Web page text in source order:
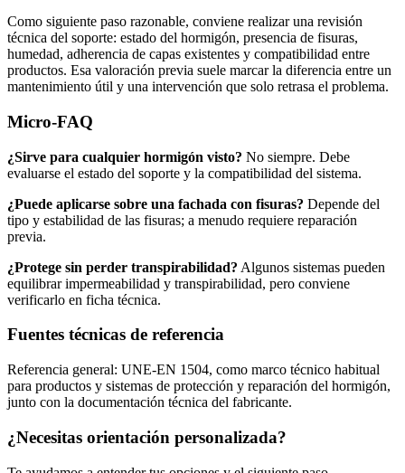
Como siguiente paso razonable, conviene realizar una revisión
técnica del soporte: estado del hormigón, presencia de fisuras,
humedad, adherencia de capas existentes y compatibilidad entre
productos. Esa valoración previa suele marcar la diferencia entre un
mantenimiento útil y una intervención que solo retrasa el problema.
Micro-FAQ
¿Sirve para cualquier hormigón visto? No siempre. Debe
evaluarse el estado del soporte y la compatibilidad del sistema.
¿Puede aplicarse sobre una fachada con fisuras? Depende del
tipo y estabilidad de las fisuras; a menudo requiere reparación
previa.
¿Protege sin perder transpirabilidad? Algunos sistemas pueden
equilibrar impermeabilidad y transpirabilidad, pero conviene
verificarlo en ficha técnica.
Fuentes técnicas de referencia
Referencia general: UNE-EN 1504, como marco técnico habitual
para productos y sistemas de protección y reparación del hormigón,
junto con la documentación técnica del fabricante.
¿Necesitas orientación personalizada?